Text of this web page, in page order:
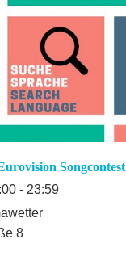
Songcontest
- 23:59
8